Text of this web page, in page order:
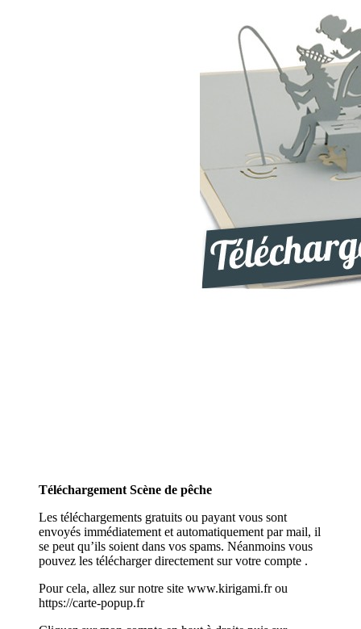
Téléchargement Scène de pêche
Les téléchargements gratuits ou payant vous sont
envoyés immédiatement et automatiquement par mail, il
se peut qu’ils soient dans vos spams. Néanmoins vous
pouvez les télécharger directement sur votre compte .
Pour cela, allez sur notre site www.kirigami.fr ou
https://carte-popup.fr